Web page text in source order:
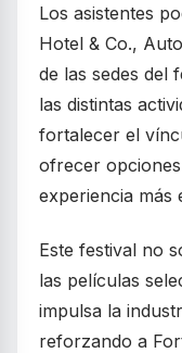
Los asistentes
Hotel & Co.,
de las sedes del
las distintas
fortalecer el
ofrecer
experiencia más
Este festival no
las películas
impulsa la
reforzando a